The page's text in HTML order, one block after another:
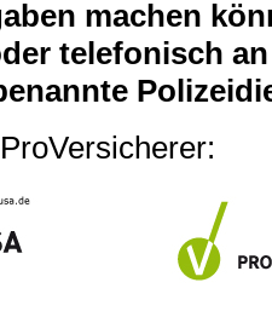
machen
telefonisch